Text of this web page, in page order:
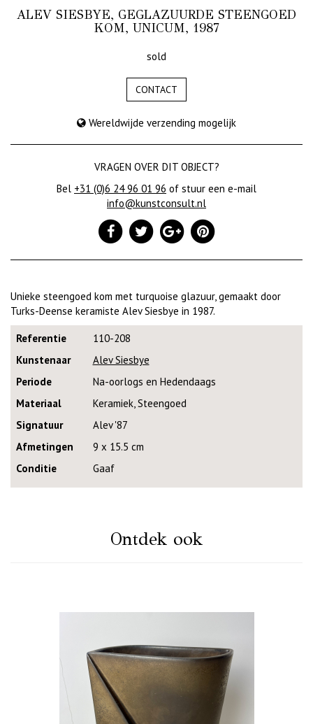
ALEV SIESBYE, GEGLAZUURDE STEENGOED
KOM, UNICUM, 1987
sold
CONTACT
Wereldwijde verzending mogelijk
VRAGEN OVER DIT OBJECT?
Bel +31 (0)6 24 96 01 96 of stuur een e-mail
info@kunstconsult.nl
Unieke steengoed kom met turquoise glazuur, gemaakt door
Turks-Deense keramiste Alev Siesbye in 1987.
Referentie
110-208
Kunstenaar
Alev Siesbye
Periode
Na-oorlogs en Hedendaags
Materiaal
Keramiek, Steengoed
Signatuur
Alev '87
Afmetingen
9 x 15.5 cm
Conditie
Gaaf
Ontdek ook